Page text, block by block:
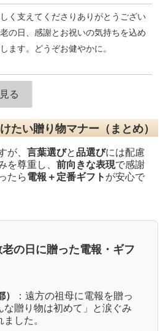
く支えてくださりありがとうござい
の日、感謝とお祝いの気持ちを込め
ます。どうぞお健やかに。
る
たい贈り物マナー（まとめ）
が、 言葉選びと品選びには配慮
を尊重し、 前向きな表現で感謝
たら電報＋定番ギフト が安心で
の日に贈った電報・ギフ
：遠方の祖母に電報を贈っ
な贈り物は初めて」と涙ぐみ
した。